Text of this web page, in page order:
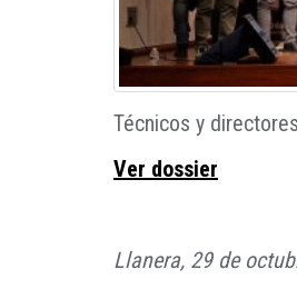
Técnicos y
Ver dossier
Llanera, 29 de